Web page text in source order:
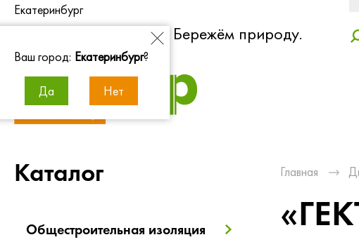
Екатеринбург
Ваш город: Екатеринбург?
Да Нет
Экономим энергию. Бережём природу.
Каталог
Общестроительная изоляция
Главная